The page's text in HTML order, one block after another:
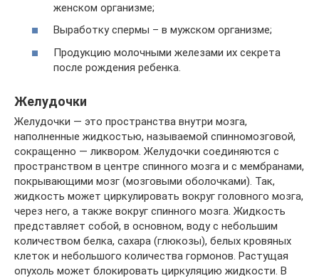
женском организме;
Выработку спермы – в мужском организме;
Продукцию молочными железами их секрета
после рождения ребенка.
Желудочки
Желудочки — это пространства внутри мозга,
наполненные жидкостью, называемой спинномозговой,
сокращенно — ликвором. Желудочки соединяются с
пространством в центре спинного мозга и с мембранами,
покрывающими мозг (мозговыми оболочками). Так,
жидкость может циркулировать вокруг головного мозга,
через него, а также вокруг спинного мозга. Жидкость
представляет собой, в основном, воду с небольшим
количеством белка, сахара (глюкозы), белых кровяных
клеток и небольшого количества гормонов. Растущая
опухоль может блокировать циркуляцию жидкости. В